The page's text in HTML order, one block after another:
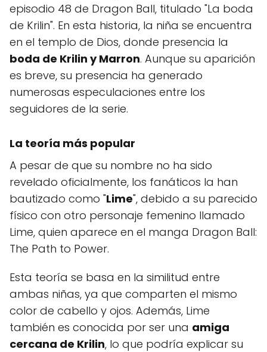
episodio 48 de Dragon Ball, titulado "La boda
de Krilin". En esta historia, la niña se encuentra
en el templo de Dios, donde presencia la
boda de Krilin y Marron. Aunque su aparición
es breve, su presencia ha generado
numerosas especulaciones entre los
seguidores de la serie.
La teoría más popular
A pesar de que su nombre no ha sido
revelado oficialmente, los fanáticos la han
bautizado como "Lime", debido a su parecido
físico con otro personaje femenino llamado
Lime, quien aparece en el manga Dragon Ball:
The Path to Power.
Esta teoría se basa en la similitud entre
ambas niñas, ya que comparten el mismo
color de cabello y ojos. Además, Lime
también es conocida por ser una amiga
cercana de Krilin, lo que podría explicar su